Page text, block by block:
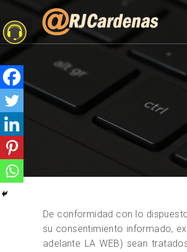
De conformidad con lo
su consentimiento informado,
adelante LA WEB) sean